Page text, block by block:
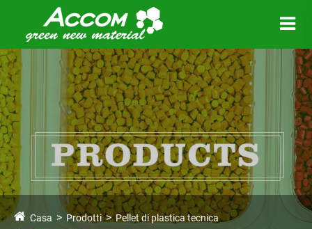
Casa Prodotti
Pellet di plastica tecnica